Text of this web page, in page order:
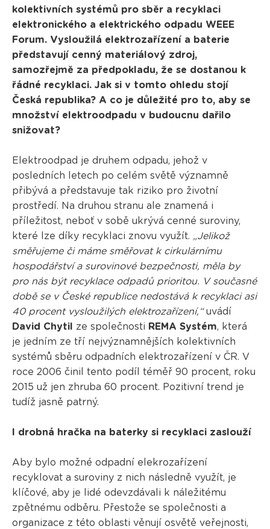
kolektivních systémů pro sběr a recyklaci
elektronického a elektrického odpadu WEEE
Forum. Vysloužilá elektrozařízení a baterie
představují cenný materiálový zdroj,
samozřejmě za předpokladu, že se dostanou k
řádné recyklaci. Jak si v tomto ohledu stojí
Česká republika? A co je důležité pro to, aby se
množství elektroodpadu v budoucnu dařilo
snižovat?
Elektroodpad je druhem odpadu, jehož v
posledních letech po celém světě významně
přibývá a představuje tak riziko pro životní
prostředí. Na druhou stranu ale znamená i
příležitost, neboť v sobě ukrývá cenné suroviny,
které lze díky recyklaci znovu využít. „Jelikož
směřujeme či máme směřovat k cirkulárnímu
hospodářství a surovinové bezpečnosti, měla by
pro nás být recyklace odpadů prioritou. V současné
době se v České republice nedostává k recyklaci asi
40 procent vysloužilých elektrozařízení,“uvádí
David Chytil
ze společnosti REMA Systém, která
je jedním ze tří nejvýznamnějších kolektivních
systémů sběru odpadních elektrozařízení v ČR. V
roce 2006 činil tento podíl téměř 90 procent, roku
2015 už jen zhruba 60 procent. Pozitivní trend je
tudíž jasně patrný.
I drobná hračka na baterky si recyklaci zaslouží
Aby bylo možné odpadní elekrozařízení
recyklovat a suroviny z nich následně využít, je
klíčové, aby je lidé odevzdávali k náležitému
zpětnému odběru. Přestože se společnosti a
organizace z této oblasti věnují osvětě veřejnosti,